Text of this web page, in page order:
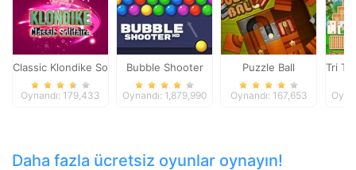
Classic Klondike Solitaire Card Game
Oynandı: 179,433
Bubble Shooter
Oynandı: 1,879,990
Puzzle Ball
Oynandı: 167,653
Tri
Daha fazla ücretsiz oyunlar oynayın!